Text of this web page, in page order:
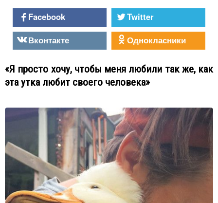
Facebook
Twitter
Вконтакте
Однокласники
«Я просто хочу, чтобы меня любили так же, как
эта утка любит своего человека»